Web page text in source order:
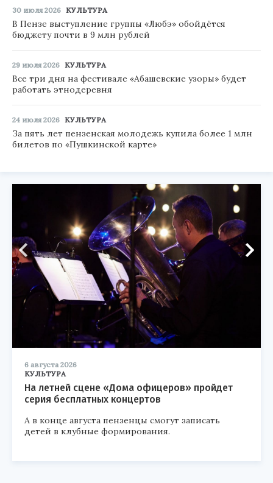
30 июля 2026 КУЛЬТУРА
В Пензе выступление группы «Любэ» обойдётся
бюджету почти в 9 млн рублей
29 июля 2026 КУЛЬТУРА
Все три дня на фестивале «Абашевские узоры» будет
работать этнодеревня
24 июля 2026 КУЛЬТУРА
За пять лет пензенская молодежь купила более 1 млн
билетов по «Пушкинской карте»
6 августа 2026
КУЛЬТУРА
На летней сцене «Дома офицеров» пройдет
серия бесплатных концертов
А в конце августа пензенцы смогут записать
детей в клубные формирования.